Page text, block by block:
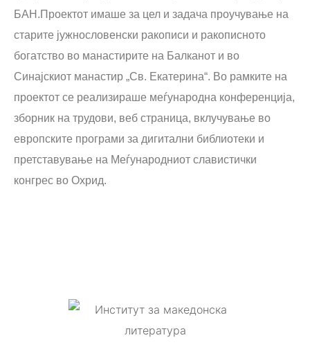
БАН.Проектот имаше за цел и задача проучување на
старите јужнословенски ракописи и ракописното
богатство во манастирите на Балканот и во
Синајскиот манастир „Св. Екатерина“. Во рамките на
проектот се реализираше меѓународна конференција,
зборник на трудови, веб страница, вклучување во
европските програми за дигитални библиотеки и
претставување на Меѓународниот славистички
конгрес во Охрид.